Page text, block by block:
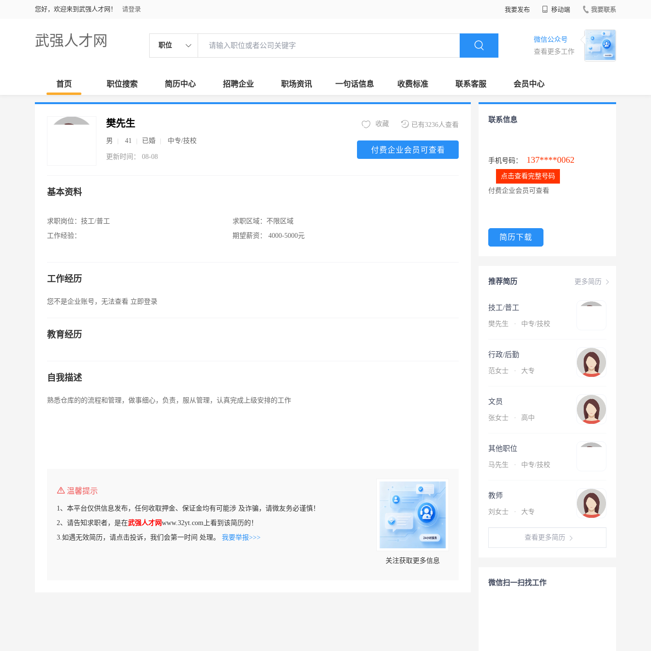
您好，欢迎来到武强人才网！ 请登录 我要发布 移动端 我要联系
武强人才网 职位
微信公众号
查看更多工作
首页 职位搜索 简历中心 招聘企业 职场资讯 一句话信息 收费标准 联系客服 会员中心
樊先生
男 41 已婚 中专/技校
更新时间： 08-08
已有3236人查看
收藏
付费企业会员可查看
基本资料
求职岗位： 技工/普工
工作经验：
求职区域： 不限区域
期望薪资：
4000-5000元
工作经历
您不是企业账号，无法查看 立即登录
教育经历
自我描述
熟悉仓库的的流程和管理，做事细心，负责，服从管理，认真完成上级安排的工作
温馨提示
1、本平台仅供信息发布，任何收取押金、保证金均有可能涉 及诈骗，请微友务必谨慎！
2、请告知求职者，是在武强人才网www.32yt.com上看到该简历的！
3.如遇无效简历，请点击投诉，我们会第一时间 处理。 我要举报>>>
关注获取更多信息
联系信息
手机号码： 137****0062
点击查看完整号码
付费企业会员可查看
简历下载
更多简历
推荐简历
技工/普工
樊先生 · 中专/技校
行政/后勤
范女士 · 大专
文员
张女士 · 高中
其他职位
马先生 · 中专/技校
教师
刘女士 · 大专
查看更多简历
微信扫一扫找工作